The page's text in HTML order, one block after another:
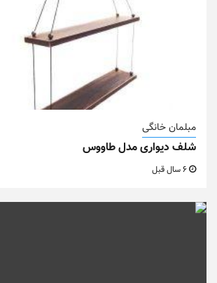
مبلمان خانگی
شلف دیواری مدل طاووس